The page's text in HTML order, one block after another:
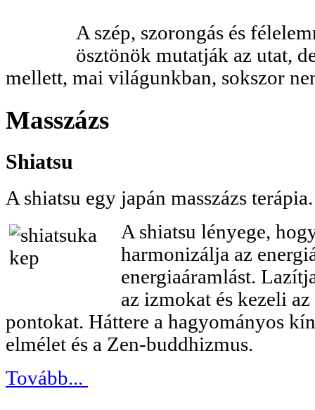
A szép, szorongás és
ösztönök mutatják az utat,
mellett, mai világunkban, sokszor
Masszázs
Shiatsu
A shiatsu egy japán masszázs terápia.
A shiatsu lényege,
harmonizálja az
energiaáramlást.
az izmokat és kezeli az
pontokat. Háttere a hagyományos
elmélet és a Zen-buddhizmus.
Tovább...